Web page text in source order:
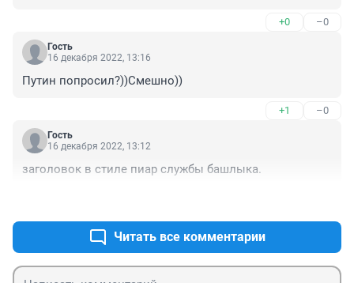
+0 –0
Гость
16 декабря 2022, 13:16
Путин попросил?))Смешно))
+1 –0
Гость
16 декабря 2022, 13:12
заголовок в стиле пиар службы башлыка.
Читать все комментарии